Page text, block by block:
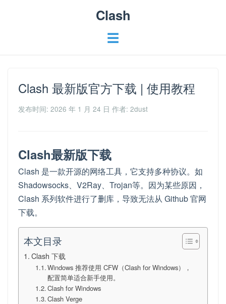
Clash
☰
Clash 最新版官方下载 | 使用教程
发布时间: 2026 年 1 月 24 日 作者: 2dust
Clash最新版下载
Clash 是一款开源的网络工具，它支持多种协议。如
Shadowsocks、V2Ray、Trojan等。因为某些原因，
Clash 系列软件进行了删库，导致无法从 Github 官网
下载。
本文目录
Clash 下载
Windows 推荐使用 CFW（Clash for Windows），
配置简单适合新手使用。
Clash for Windows
Clash Verge